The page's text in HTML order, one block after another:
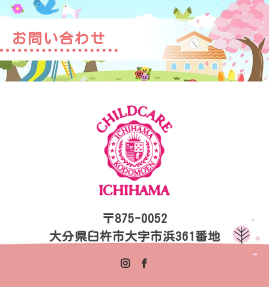
お問い合わせ
〒875-0052
大分県臼杵市大字市浜361番地